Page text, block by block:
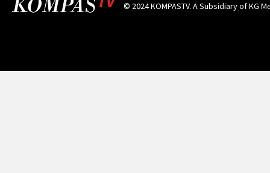
© 2024 KOMPASTV. A Subsidiary ofKG